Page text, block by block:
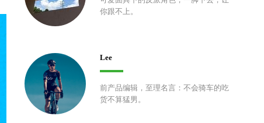
你跟不上。
Lee
前产品编辑，至理名言：不会骑车的吃
货不算猛男。